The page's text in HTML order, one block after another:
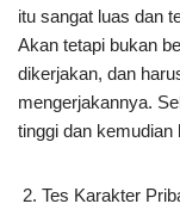
itu sangat luas dan
Akan tetapi bukan
dikerjakan, dan
mengerjakannya.
tinggi dan
Tes Karakter